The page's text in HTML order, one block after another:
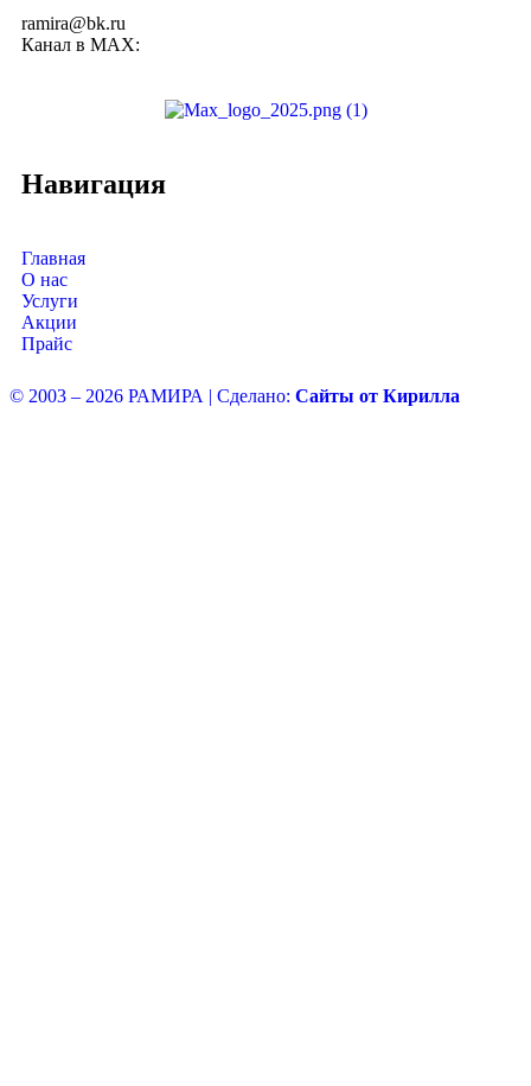
ramira@bk.ru
Канал в MAX:
Навигация
Главная
О нас
Услуги
Акции
Прайс
© 2003 – 2026 РАМИРА | Сделано: Сайты от Кирилла